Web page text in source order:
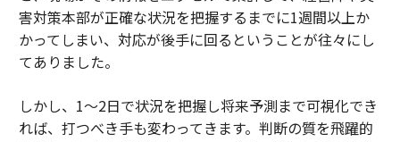
害対策本部が正確な状況を把握するまでに1週間以上か
かってしまい、対応が後手に回るということが往々にし
てありました。
しかし、1〜2日で状況を把握し将来予測まで可視化でき
れば、打つべき手も変わってきます。判断の質を飛躍的